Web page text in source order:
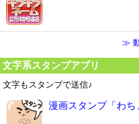
≫
文字系スタンプアプリ
文字もスタンプで送信♪
漫画スタンプ「わち